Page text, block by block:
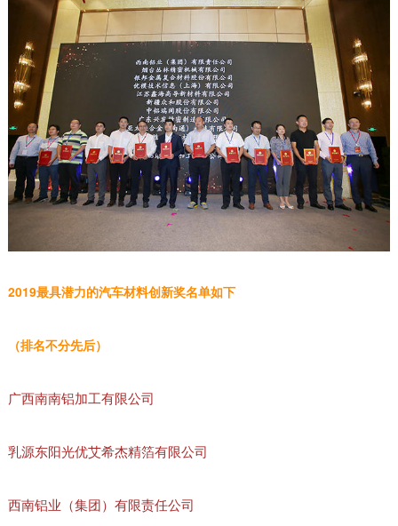
2019最具潜力的汽车材料创新奖名单如下
（排名不分先后）
广西南南铝加工有限公司
乳源东阳光优艾希杰精箔有限公司
西南铝业（集团）有限责任公司